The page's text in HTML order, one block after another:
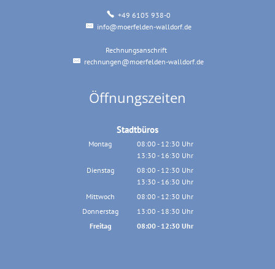
+49 6105 938-0
info@moerfelden-walldorf.de
Rechnungsanschrift
rechnungen@moerfelden-walldorf.de
Öffnungszeiten
Stadtbüros
Montag 08:00 - 12:30 Uhr
Von 08:00 bis 12:30 Uhr
13:30 - 16:30 Uhr
Von 13:30 bis 16:30 Uhr
Dienstag 08:00 - 12:30 Uhr
Von 08:00 bis 12:30 Uhr
13:30 - 16:30 Uhr
Von 13:30 bis 16:30 Uhr
Mittwoch 08:00 - 12:30 Uhr
Von 08:00 bis 12:30 Uhr
Donnerstag 13:00 - 18:30 Uhr
Von 13:00 bis 18:30 Uhr
Freitag 08:00- 12:30 Uhr